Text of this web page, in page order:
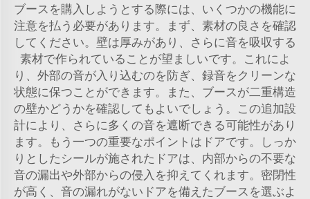
ブースを購入しようとする際には、いくつかの機能に
注意を払う必要があります。まず、素材の良さを確認
してください。壁は厚みがあり、さらに音を吸収する
素材で作られていることが望ましいです。これによ
り、外部の音が入り込むのを防ぎ、録音をクリーンな
状態に保つことができます。また、ブースが二重構造
の壁かどうかを確認してもよいでしょう。この追加設
計により、さらに多くの音を遮断できる可能性があり
ます。もう一つの重要なポイントはドアです。しっか
りとしたシールが施されたドアは、内部からの不要な
音の漏出や外部からの侵入を抑えてくれます。密閉性
が高く、音の漏れがないドアを備えたブースを選ぶよ